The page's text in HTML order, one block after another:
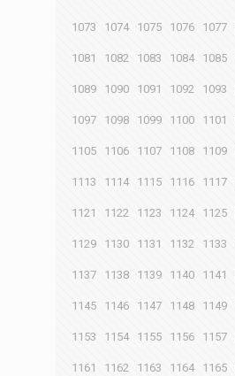
1073 1074 1075 1076 1077
1081 1082 1083 1084 1085
1089 1090 1091 1092 1093
1097 1098 1099 1100 1101
1105 1106 1107 1108 1109
1113 1114 1115 1116 1117
1121 1122 1123 1124 1125
1129 1130 1131 1132 1133
1137 1138 1139 1140 1141
1145 1146 1147 1148 1149
1153 1154 1155 1156 1157
1161 1162 1163 1164 1165